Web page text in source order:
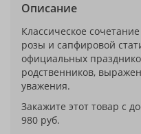
Описание
Классическое
розы и сапфировой
официальных
родственников,
уважения.
Закажите этот товар с
980 руб.